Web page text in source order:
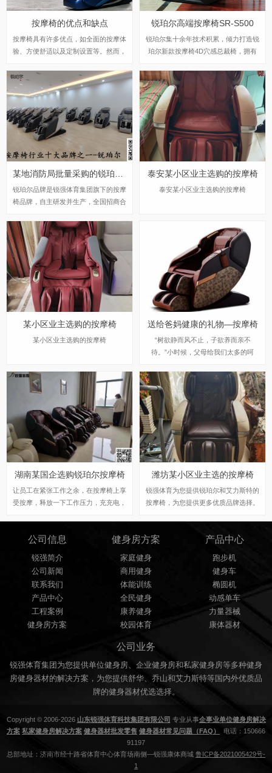
按摩椅的优点和缺点
按摩椅具有许多优点，如全面的按摩体
验、方便舒适以及定制设置等。然而，
都是其缺点。在购买按摩椅之前，我们
需要权衡这些优点和缺点，根据个人情
况做出适当的选择。
锐珀尔高端按摩椅SR-S500
锐珀尔集十余年技术积累，倾力打造锐
珀尔新款按摩椅4D穴感总裁椅，拥有
底震动、4D机械手等全新功能创新，
智能健康体测，可以检测血氧、心率、
微循环等数值，通过大数据分析，给您
提供合理的改善方法，时刻关注您的健
康状况；超大液晶智能触控，专为总裁
量身打造的特色按摩程序，20分钟快
速补充精力，多种按摩程序，满足全家
人的需求。
某地消防局批量采购的锐珀尔按摩椅A6L-6
锐珀尔品牌是锐强体育集团旗下的按摩
椅品牌，自主研发并生产，全国招商合
泰安某小区业主选购的按摩椅
泰安某小区业主选购的按摩椅
某小区业主选购的按摩椅
某小区业主选购的按摩椅
送给爸妈健康的礼物—按摩椅
“树欲静而风不止，子欲养而亲不
待。”小时候，父母给我们太多的呵
了，我们在忙碌工作的同时，有没有注
意到父母也在慢慢变老，老人的身体也
更容易疲惫？那么，我们该如何向父母
表达我们的爱意呢？给老人选一款按摩
椅吧，让老人舒舒服服的在家就能享受
专业的按摩，让老人欢心一笑。
湖南某国企选购锐珀尔按摩椅
让员工在紧张工作之余，在按摩椅上享
受按摩，释放一下工作压力，充充电，
潍坊某小区业主选的按摩椅
锐强体育为您提供锐珀尔和艾力斯特的
按摩椅，为您提供更多优质品牌选择。
等多款康体器材，力求为您提供完美的
公司信息
锐强简介
公司新闻
联系我们
产品中心
工程案例
健身房方案
健身房方案
家庭健身
商用健身
体能训练
全民健身
康养健身
校园体育
产品中心
跑步机
健身车
椭圆机
动感单车
力量器械
康体器材
公司业务
锐强体育集团为您提供单位健身房、企业健身房和私家健身房等多种健身
房健身器材的解决方案，为您提供舒华、乔山和艾力斯特等国内外优质品
牌的健身器材优选选择。
Copyright © 2006-2026 山东锐强体育科技集团有限公司 专业从事企事业单位健身房解决
方案 私家健身房解决方案 健身器材批发零售 健身器材常见问题（FAQ）
电话：150666
91197
总部地址：济南市经十路省体育中心体育场南侧—锐强康体商城 鲁ICP备2021005429号-
1